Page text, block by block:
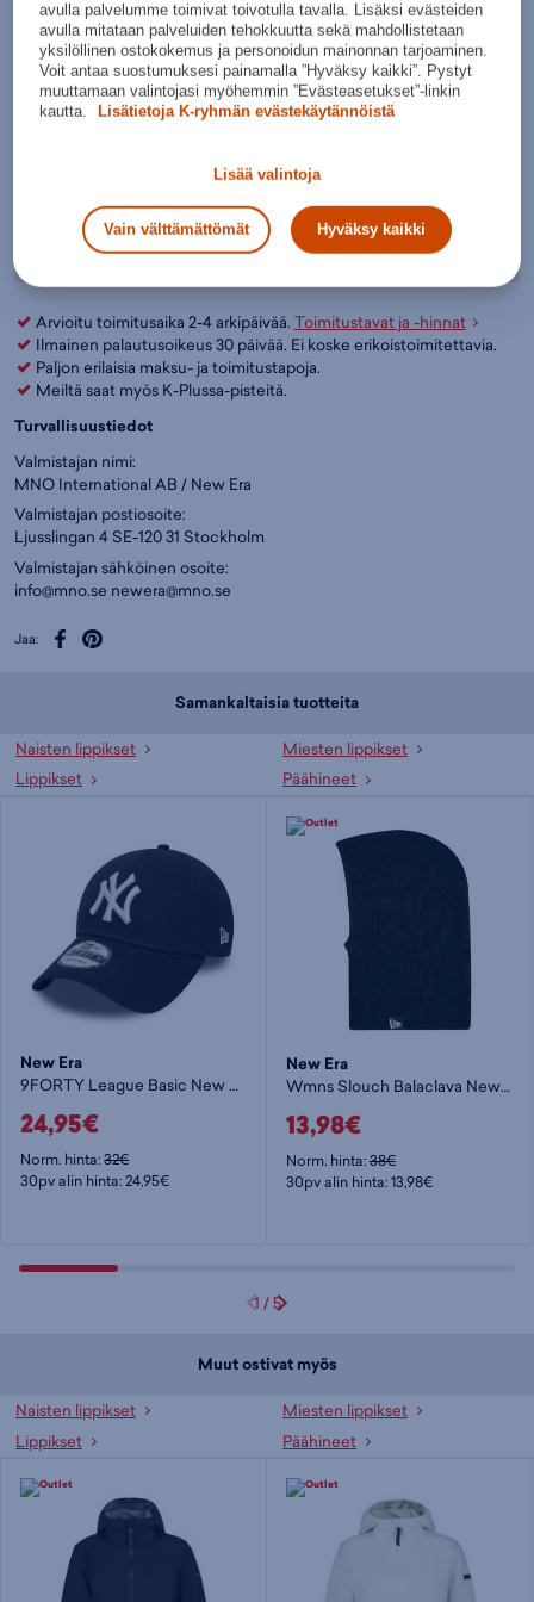
Valitse koko:
M - L
Kokotaulukko
Lisää ostoskoriin
SaatavillaMyymälät:
Ole hyvä ja valitse koko, jotta voimme näyttää tuotteen
myymäläsaatavuuden.
Arvioitu toimitusaika 2-4 arkipäivää. Toimitustavat ja -hinnat
Ilmainen palautusoikeus 30 päivää. Ei koske erikoistoimitettavia.
Paljon erilaisia maksu- ja toimitustapoja.
Meiltä saat myös K-Plussa-pisteitä.
Turvallisuustiedot
Valmistajan nimi:
MNO International AB / New Era
Valmistajan postiosoite:
Ljusslingan 4 SE-120 31 Stockholm
Valmistajan sähköinen osoite:
info@mno.se newera@mno.se
Jaa:
Samankaltaisia tuotteita
Naisten lippikset
Miesten lippikset
Lippikset
Päähineet
New Era
9FORTY League Basic New York Yankees - lippis
24,95€
Norm. hinta:32€
30pv alin hinta: 24,95€
New Era
Wmns Slouch Balaclava Newera - lippis
13,98€
Norm. hinta:38€
30pv alin hinta: 13,98€
1 /5
Muut ostivat myös
Naisten lippikset
Miesten lippikset
Lippikset
Päähineet
avulla palvelumme toimivat toivotulla tavalla. Lisäksi evästeiden
avulla mitataan palveluiden tehokkuutta sekä mahdollistetaan
yksilöllinen ostokokemus ja personoidun mainonnan tarjoaminen.
Voit antaa suostumuksesi painamalla ”Hyväksy kaikki”. Pystyt
muuttamaan valintojasi myöhemmin ”Evästeasetukset”-linkin
kautta.
Lisätietoja K-ryhmän evästekäytännöistä
Lisää valintoja
Vain välttämättömät Hyväksy kaikki